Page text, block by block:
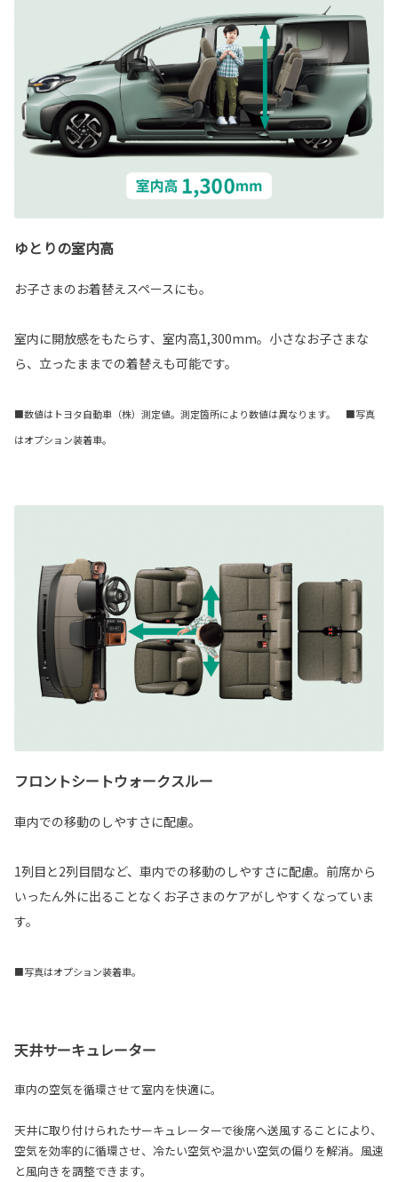
ゆとりの室内高
お子さまのお着替えスペースにも。
室内に開放感をもたらす、室内高1,300mm。小さなお子さまな
ら、立ったままでの着替えも可能です。
■数値はトヨタ自動車（株）測定値。測定箇所により数値は異なります。 ■写真
はオプション装着車。
フロントシートウォークスルー
車内での移動のしやすさに配慮。
1列目と2列目間など、車内での移動のしやすさに配慮。前席から
いったん外に出ることなくお子さまのケアがしやすくなっていま
す。
■写真はオプション装着車。
天井サーキュレーター
車内の空気を循環させて室内を快適に。
天井に取り付けられたサーキュレーターで後席へ送風することにより、
空気を効率的に循環させ、冷たい空気や温かい空気の偏りを解消。風速
と風向きを調整できます。